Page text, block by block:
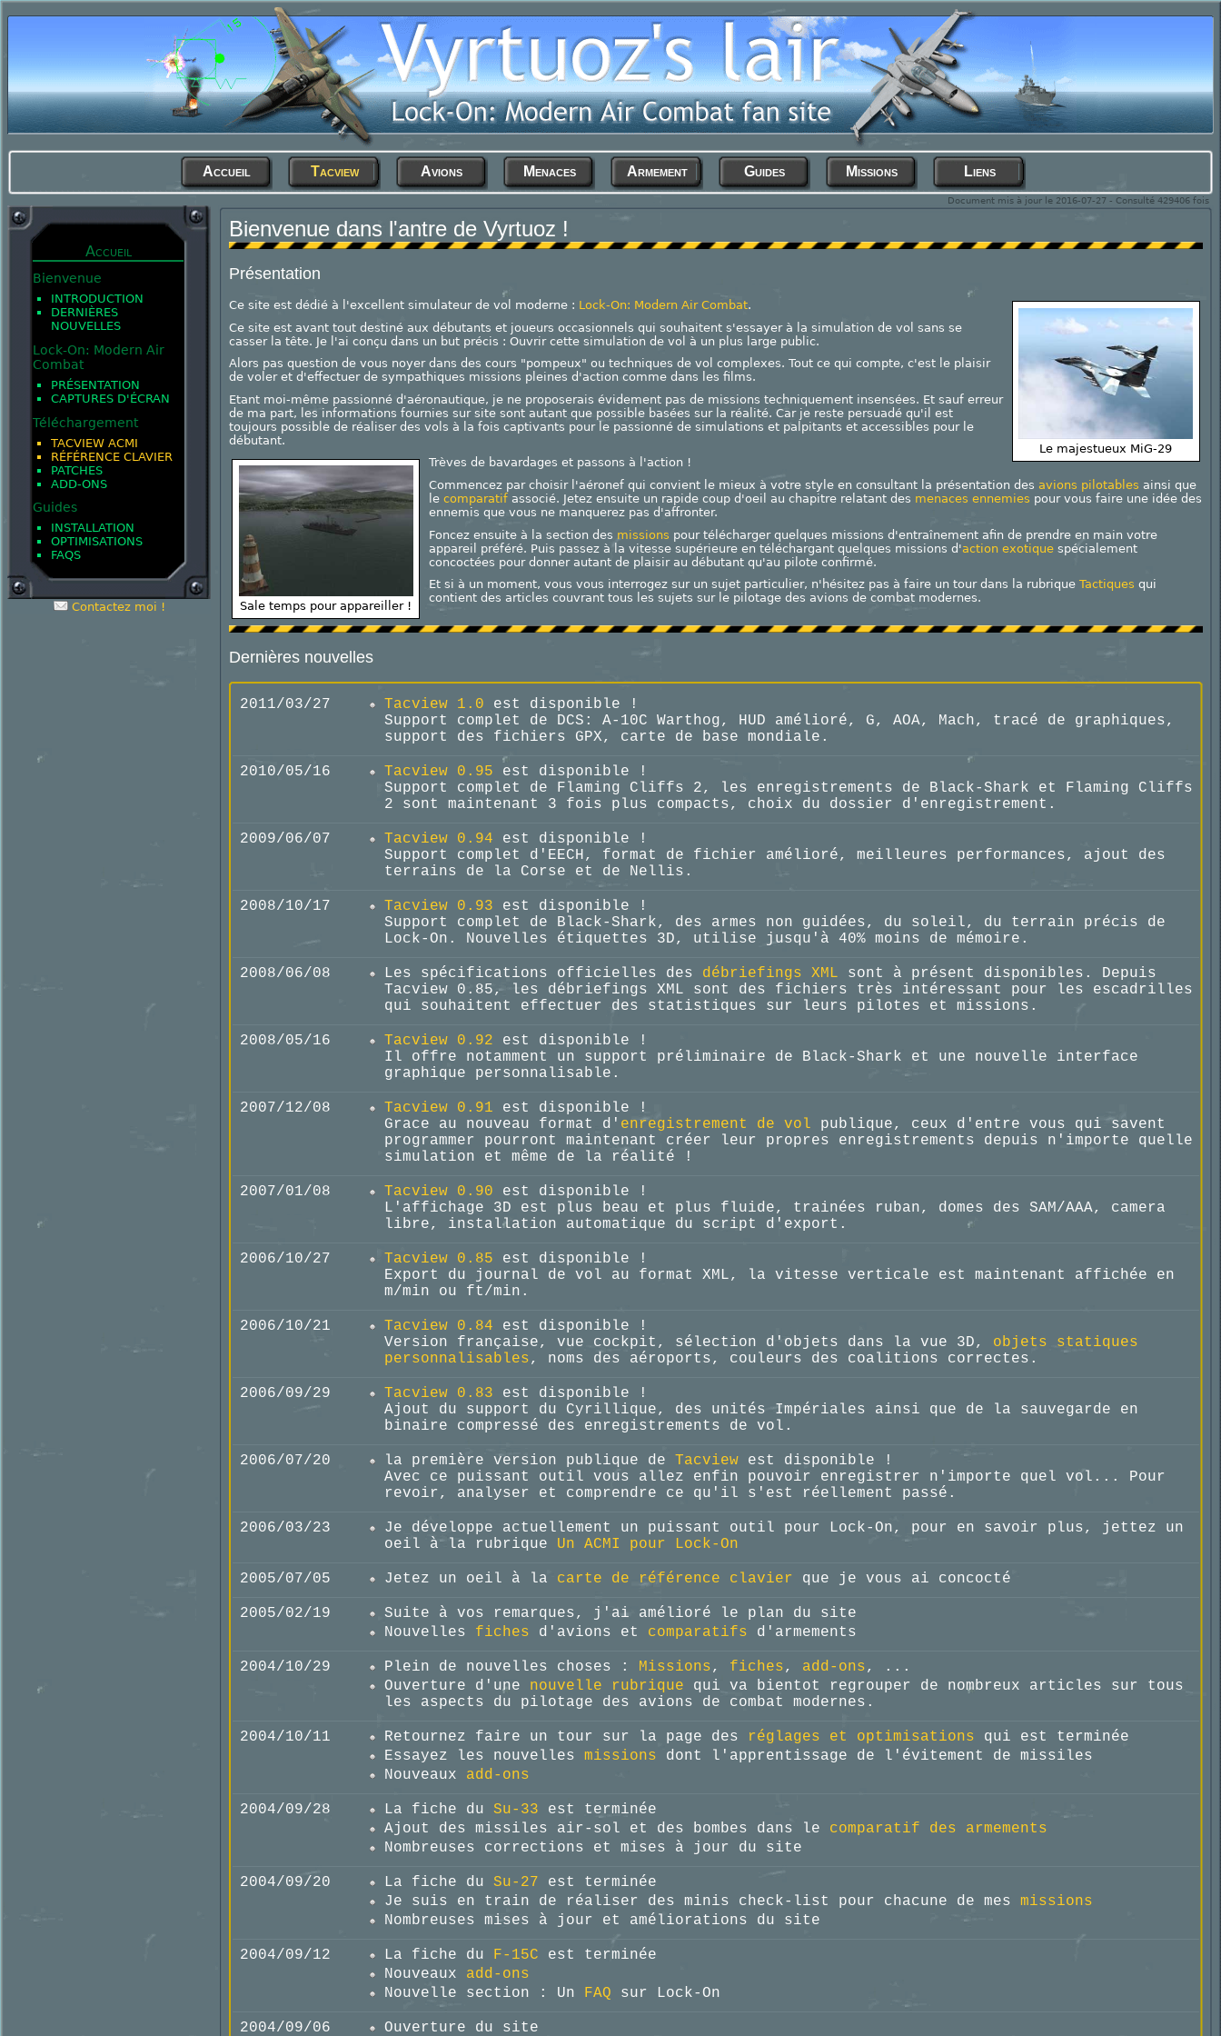
Accueil Tacview Avions Menaces Armement Guides Missions Liens
Document mis à jour le 2016-07-27 - Consulté 429406 fois
Accueil
Bienvenue
INTRODUCTION
DERNIÈRES
NOUVELLES
Lock-On: Modern Air
Combat
PRÉSENTATION
CAPTURES D'ÉCRAN
Téléchargement
TACVIEW ACMI
RÉFÉRENCE CLAVIER
PATCHES
ADD-ONS
Guides
INSTALLATION
OPTIMISATIONS
FAQS
Contactez moi !
Bienvenue dans l'antre de Vyrtuoz !
Présentation
Le majestueux MiG-29
Ce site est dédié à l'excellent simulateur de vol moderne : Lock-On: Modern Air Combat.
Ce site est avant tout destiné aux débutants et joueurs occasionnels qui souhaitent s'essayer à la simulation de vol sans se
casser la tête. Je l'ai conçu dans un but précis : Ouvrir cette simulation de vol à un plus large public.
Alors pas question de vous noyer dans des cours "pompeux" ou techniques de vol complexes. Tout ce qui compte, c'est le plaisir
de voler et d'effectuer de sympathiques missions pleines d'action comme dans les films.
Etant moi-même passionné d'aéronautique, je ne proposerais évidement pas de missions techniquement insensées. Et sauf erreur
de ma part, les informations fournies sur site sont autant que possible basées sur la réalité. Car je reste persuadé qu'il est
toujours possible de réaliser des vols à la fois captivants pour le passionné de simulations et palpitants et accessibles pour le
débutant.
Sale temps pour appareiller !
Trèves de bavardages et passons à l'action !
Commencez par choisir l'aéronef qui convient le mieux à votre style en consultant la présentation des avions pilotables ainsi que
le comparatifassocié. Jetez ensuite un rapide coup d'oeil au chapitre relatant des menaces ennemies pour vous faire une idée des
ennemis que vous ne manquerez pas d'affronter.
Foncez ensuite à la section des missions pour télécharger quelques missions d'entraînement afin de prendre en main votre
appareil préféré. Puis passez à la vitesse supérieure en téléchargant quelques missions d'action exotiquespécialement
concoctées pour donner autant de plaisir au débutant qu'au pilote confirmé.
Et si à un moment, vous vous interrogez sur un sujet particulier, n'hésitez pas à faire un tour dans la rubrique Tactiques qui
contient des articles couvrant tous les sujets sur le pilotage des avions de combat modernes.
Dernières nouvelles
2004/09/06 Ouverture du site
2011/03/27 Tacview 1.0 est disponible !
Support complet de DCS: A-10C Warthog, HUD amélioré, G, AOA, Mach, tracé de graphiques,
support des fichiers GPX, carte de base mondiale.
2010/05/16 Tacview 0.95 est disponible !
Support complet de Flaming Cliffs 2, les enregistrements de Black-Shark et Flaming Cliffs
2 sont maintenant 3 fois plus compacts, choix du dossier d'enregistrement.
2009/06/07 Tacview 0.94 est disponible !
Support complet d'EECH, format de fichier amélioré, meilleures performances, ajout des
terrains de la Corse et de Nellis.
2008/10/17 Tacview 0.93 est disponible !
Support complet de Black-Shark, des armes non guidées, du soleil, du terrain précis de
Lock-On. Nouvelles étiquettes 3D, utilise jusqu'à 40% moins de mémoire.
2008/06/08 Les spécifications officielles des débriefings XML sont à présent disponibles. Depuis
Tacview 0.85, les débriefings XML sont des fichiers très intéressant pour les escadrilles
qui souhaitent effectuer des statistiques sur leurs pilotes et missions.
2008/05/16 Tacview 0.92 est disponible !
Il offre notamment un support préliminaire de Black-Shark et une nouvelle interface
graphique personnalisable.
2007/12/08 Tacview 0.91 est disponible !
Grace au nouveau format d' enregistrement de vol publique, ceux d'entre vous qui savent
programmer pourront maintenant créer leur propres enregistrements depuis n'importe quelle
simulation et même de la réalité !
2007/01/08 Tacview 0.90 est disponible !
L'affichage 3D est plus beau et plus fluide, trainées ruban, domes des SAM/AAA, camera
libre, installation automatique du script d'export.
2006/10/27 Tacview 0.85 est disponible !
Export du journal de vol au format XML, la vitesse verticale est maintenant affichée en
m/min ou ft/min.
2006/10/21 Tacview 0.84 est disponible !
Version française, vue cockpit, sélection d'objets dans la vue 3D, objets statiques
personnalisables, noms des aéroports, couleurs des coalitions correctes.
2006/09/29 Tacview 0.83 est disponible !
Ajout du support du Cyrillique, des unités Impériales ainsi que de la sauvegarde en
binaire compressé des enregistrements de vol.
2006/07/20 la première version publique deTacview est disponible !
Avec ce puissant outil vous allez enfin pouvoir enregistrer n'importe quel vol... Pour
revoir, analyser et comprendre ce qu'il s'est réellement passé.
2006/03/23
Je développe actuellement un puissant outil pour Lock-On, pour en savoir plus, jettez un
oeil à la rubrique Un ACMI pour Lock-On
2005/07/05 Jetez un oeil à la carte de référence clavier que je vous ai concocté
2005/02/19
Suite à vos remarques, j'ai amélioré le plan du site
Nouvelles fiches d'avions et comparatifs d'armements
2004/10/29 Plein de nouvelles choses : Missions, fiches, add-ons, ...
Ouverture d'une nouvelle rubrique qui va bientot regrouper de nombreux articles sur tous
les aspects du pilotage des avions de combat modernes.
2004/10/11 Retournez faire un tour sur la page des réglages et optimisations qui est terminée
Essayez les nouvellesmissions dont l'apprentissage de l'évitement de missiles
Nouveaux add-ons
2004/09/28 La fiche duSu-33 est terminée
Ajout des missiles air-sol et des bombes dans le comparatif des armements
Nombreuses corrections et mises à jour du site
2004/09/20 La fiche duSu-27 est terminée
Je suis en train de réaliser des minis check-list pour chacune de mesmissions
Nombreuses mises à jour et améliorations du site
2004/09/12 La fiche du F-15C est terminée
Nouveaux add-ons
Nouvelle section : Un FAQ sur Lock-On